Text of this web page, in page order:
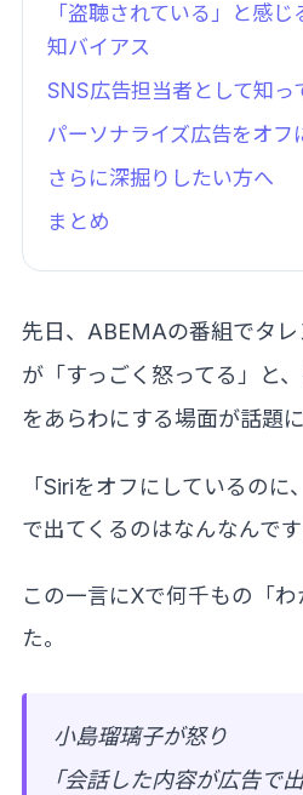
「盗聴されている」と感
知バイアス
SNS広告担当者として知っ
パーソナライズ広告をオフ
さらに深掘りしたい方へ
まとめ
先日、ABEMAの番組でタ
が「すっごく怒ってる」と
をあらわにする場面が話題
「Siriをオフにしているの
で出てくるのはなんなんです
この一言にXで何千もの「
た。
小島瑠璃子が怒り
｢会話した内容が広告で